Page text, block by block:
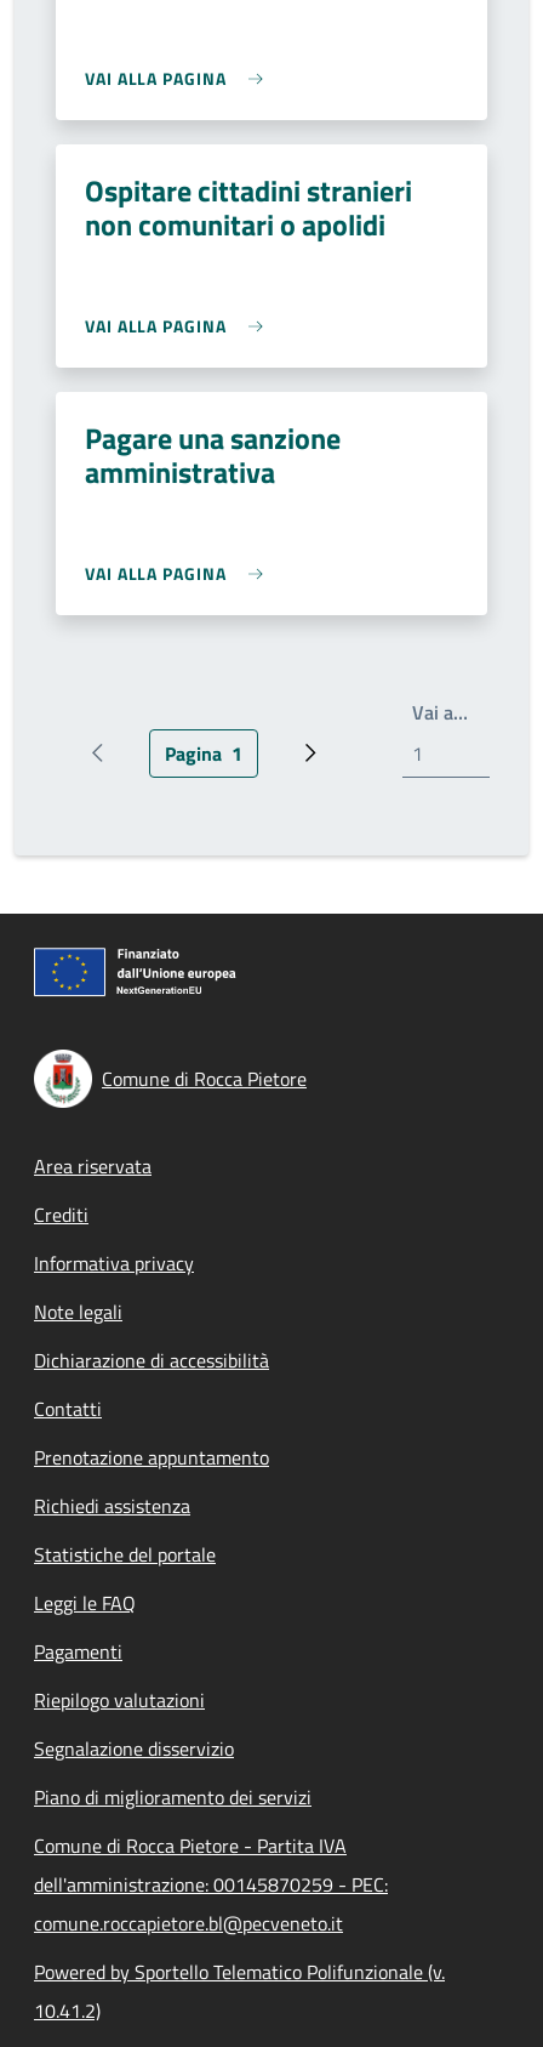
VAI ALLA PAGINA
Ospitare cittadini stranieri
non comunitari o apolidi
VAI ALLA PAGINA
Pagare una sanzione
amministrativa
VAI ALLA PAGINA
Pagina precedentePagina attuale
Pagina 1 Prossima pagina
Vai a…
Comune di Rocca Pietore
Footer menu
Area riservata
Crediti
Informativa privacy
Note legali
Dichiarazione di accessibilità
Contatti
Prenotazione appuntamento
Richiedi assistenza
Statistiche del portale
Leggi le FAQ
Pagamenti
Riepilogo valutazioni
Segnalazione disservizio
Piano di miglioramento dei servizi
Comune di Rocca Pietore - Partita IVA
dell'amministrazione: 00145870259 - PEC:
comune.roccapietore.bl@pecveneto.it
Powered by Sportello Telematico Polifunzionale (v.
10.41.2)